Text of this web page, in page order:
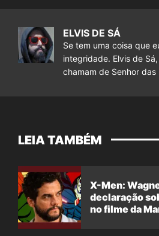
ELVIS DE SÁ
Se tem uma coisa que
integridade. Elvis de
chamam de Senhor das
LEIA TAMBÉM
X-Men:
declaração
no filme da